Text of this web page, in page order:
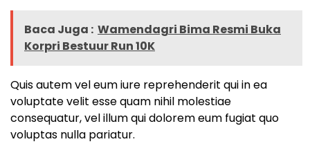
Baca Juga : Wamendagri Bima Resmi Buka
Korpri Bestuur Run 10K
Quis autem vel eum iure reprehenderit qui in ea
voluptate velit esse quam nihil molestiae
consequatur, vel illum qui dolorem eum fugiat quo
voluptas nulla pariatur.